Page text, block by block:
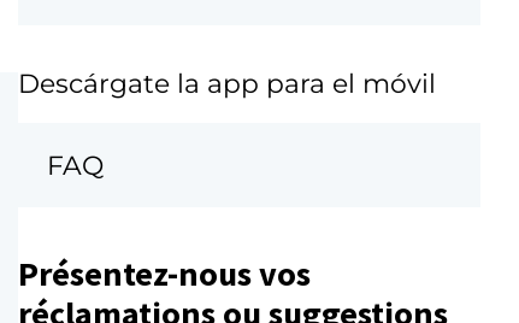
Descárgate la app para el móvil
FAQ
Présentez-nous vos
réclamations ou suggestions